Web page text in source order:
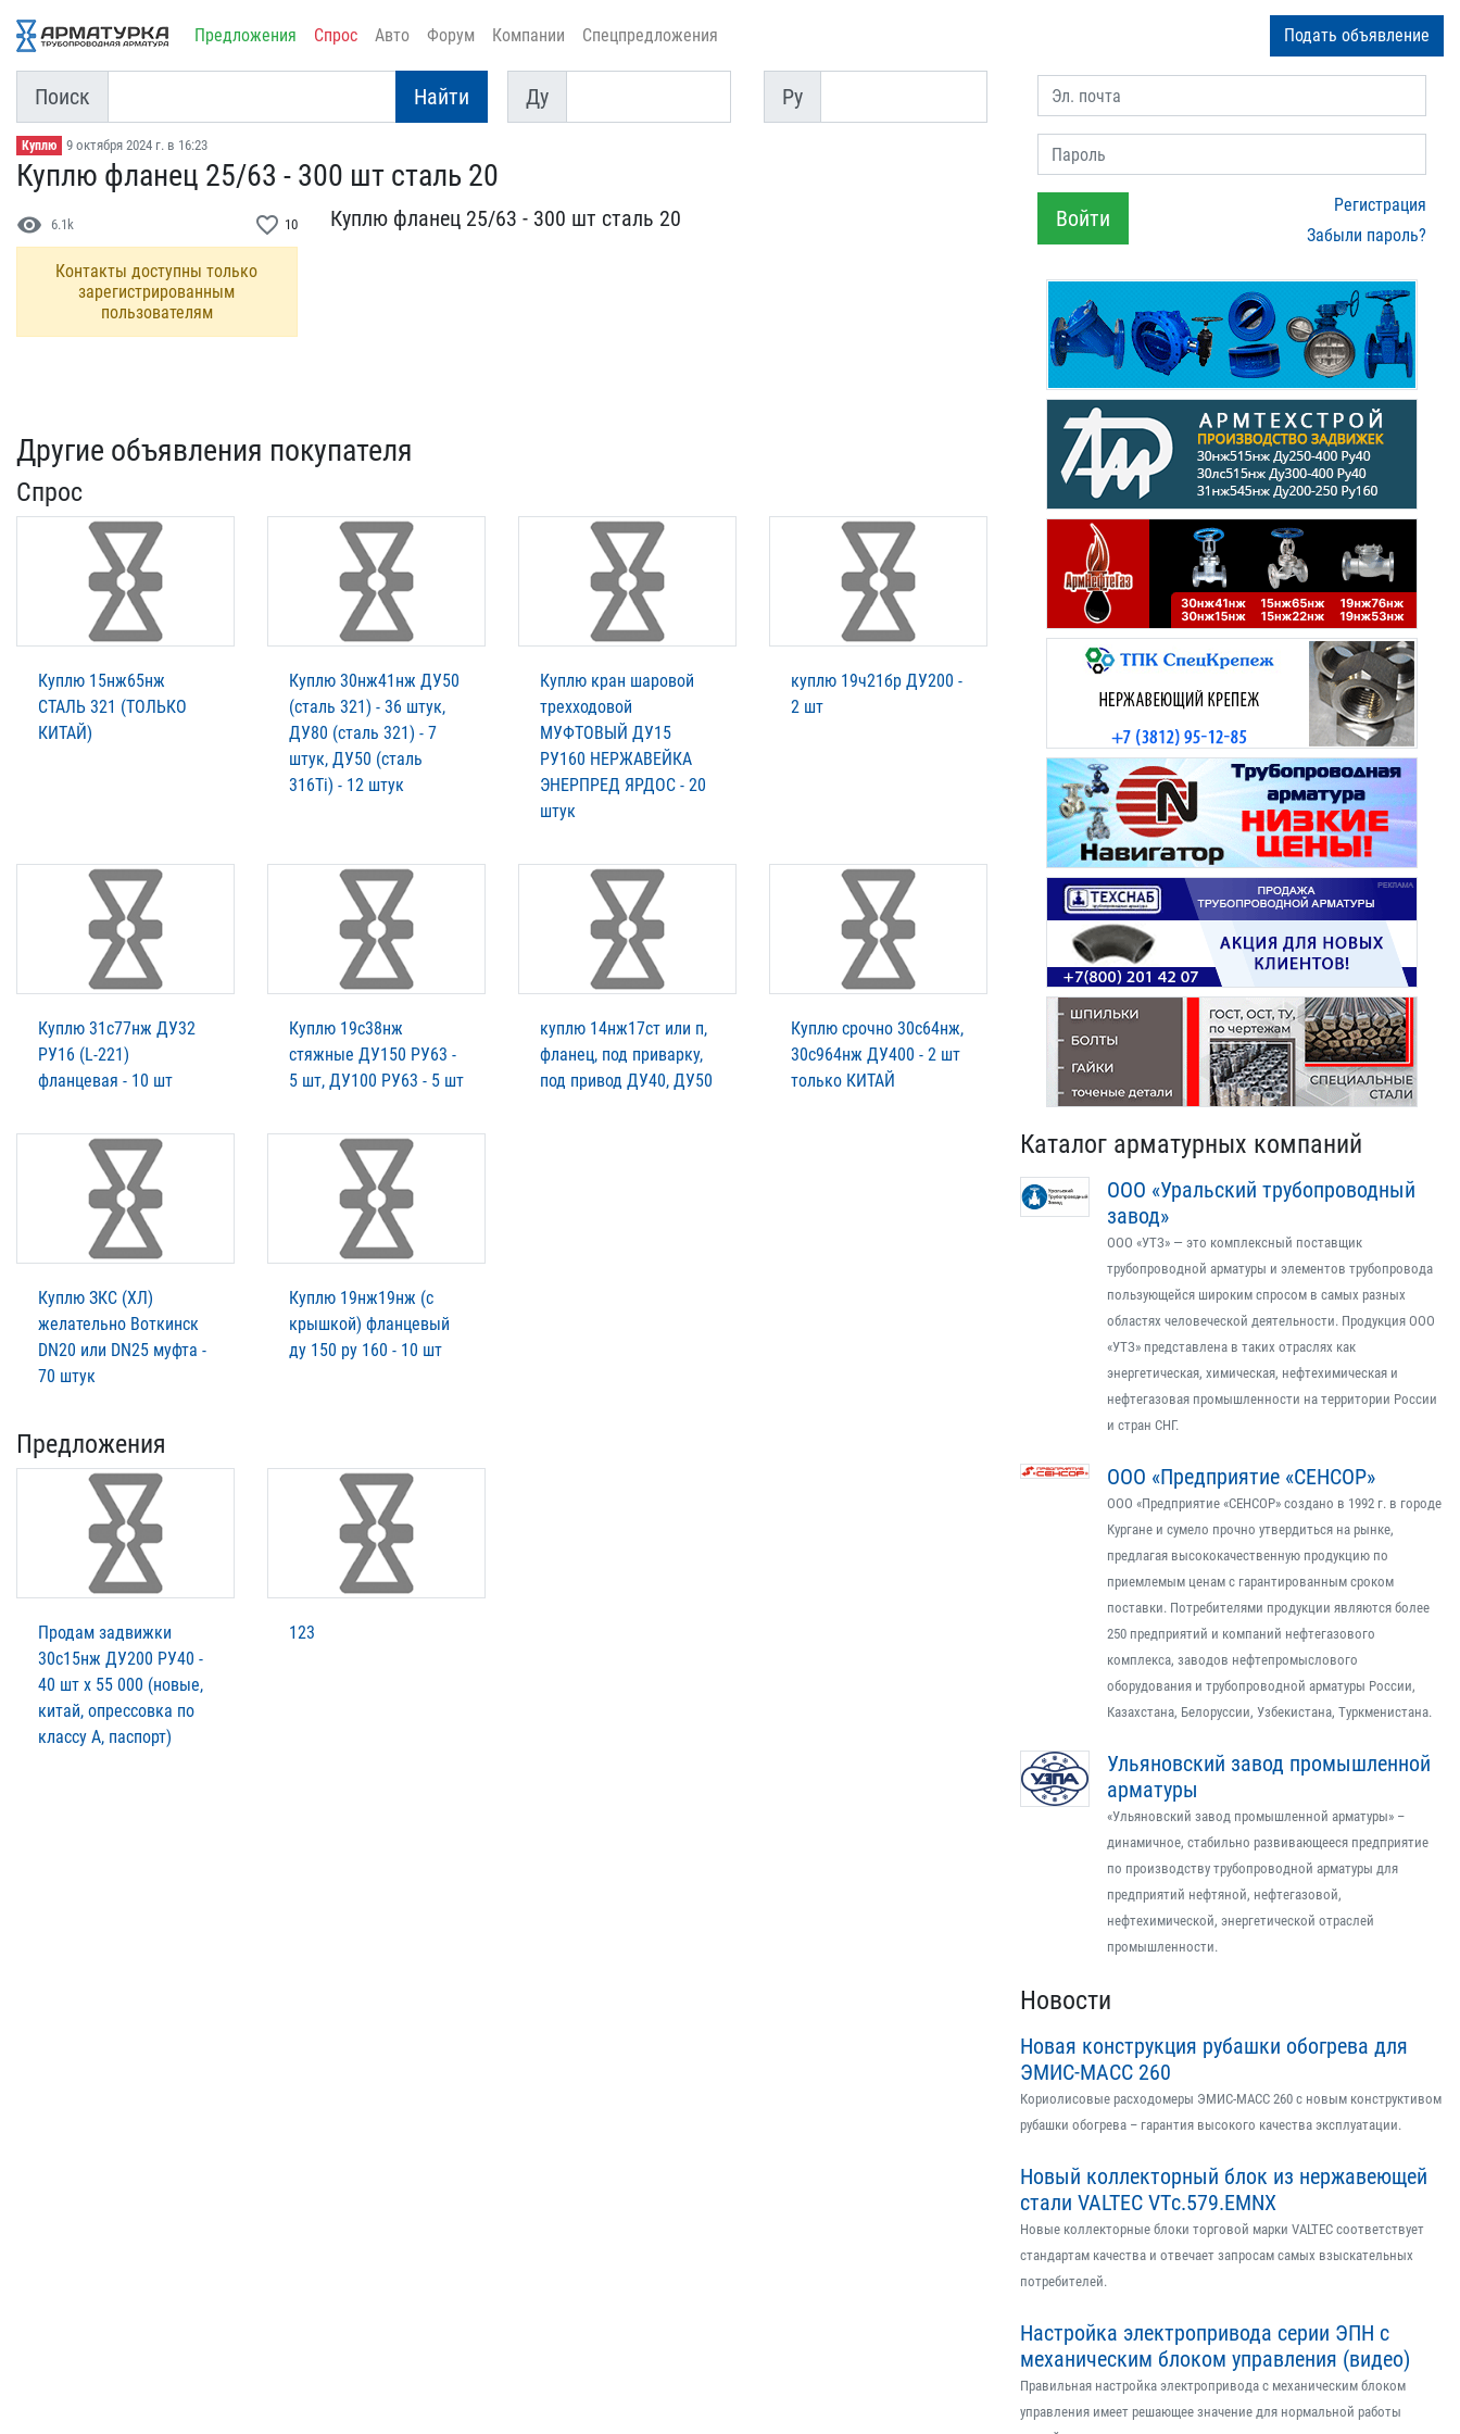
Предложения Спрос Авто Форум Компании Спецпредложения Подать объявление
Поиск Найти
Ду
Ду
Py
Py
Куплю 9 октября 2024 г. в 16:23
Куплю фланец 25/63 - 300​ шт сталь 20
visibility 6.1k favorite_border 10
Контакты доступны только
зарегистрированным
пользователям
Куплю фланец 25/63 - 300​ шт сталь 20
Другие объявления покупателя
Спрос
Куплю 15нж65нж
СТАЛЬ 321 (ТОЛЬКО
КИТАЙ)
Куплю 30нж41нж ДУ50
(сталь 321) - 36 штук,
ДУ80 (сталь 321) - 7
штук, ДУ50 (сталь
316Ti) - 12 штук
Куплю кран шаровой
трехходовой
МУФТОВЫЙ ДУ15
РУ160 НЕРЖАВЕЙКА
ЭНЕРПРЕД ЯРДОС - 20
штук
куплю 19ч21бр ДУ200 -
2 шт
Куплю 31с77нж ДУ32
РУ16 (L-221)
фланцевая - 10 шт
Куплю 19с38нж
стяжные ДУ150 РУ63 -
5 шт, ДУ100 РУ63 - 5 шт
куплю 14нж17ст или п,
фланец, под приварку,
под привод ДУ40, ДУ50
Куплю срочно 30с64нж,
30с964нж ДУ400 - 2 шт
только КИТАЙ
Куплю ЗКС (ХЛ)
желательно Воткинск
DN20 или DN25 муфта -
70 штук
Куплю 19нж19нж (с
крышкой) фланцевый
ду 150 ру 160 - 10 шт
Предложения
Продам задвижки
30с15нж ДУ200 РУ40 -
40 шт х 55 000 (новые,
китай, опрессовка по
классу А, паспорт)
123
Эл. почта
Пароль
Войти
Регистрация
Забыли пароль?
Каталог арматурных компаний
ООО «Уральский трубопроводный
завод»
ООО «УТЗ» — это комплексный поставщик
трубопроводной арматуры и элементов трубопровода
пользующейся широким спросом в самых разных
областях человеческой деятельности. Продукция ООО
«УТЗ» представлена в таких отраслях как
энергетическая, химическая, нефтехимическая и
нефтегазовая промышленности на территории России
и стран СНГ.
ООО «Предприятие «СЕНСОР»
ООО «Предприятие «СЕНСОР» создано в 1992 г. в городе
Кургане и сумело прочно утвердиться на рынке,
предлагая высококачественную продукцию по
приемлемым ценам с гарантированным сроком
поставки. Потребителями продукции являются более
250 предприятий и компаний нефтегазового
комплекса, заводов нефтепромыслового
оборудования и трубопроводной арматуры России,
Казахстана, Белоруссии, Узбекистана, Туркменистана.
Ульяновский завод промышленной
арматуры
«Ульяновский завод промышленной арматуры» –
динамичное, стабильно развивающееся предприятие
по производству трубопроводной арматуры для
предприятий нефтяной, нефтегазовой,
нефтехимической, энергетической отраслей
промышленности.
Новости
Новая конструкция рубашки обогрева для
ЭМИС-МАСС 260
Кориолисовые расходомеры ЭМИС-МАСС 260 с новым конструктивом
рубашки обогрева – гарантия высокого качества эксплуатации.
Новый коллекторный блок из нержавеющей
стали VALTEC VTс.579.EMNX
Новые коллекторные блоки торговой марки VALTEC соответствует
стандартам качества и отвечает запросам самых взыскательных
потребителей.
Настройка электропривода серии ЭПН с
механическим блоком управления (видео)
Правильная настройка электропривода с механическим блоком
управления имеет решающее значение для нормальной работы